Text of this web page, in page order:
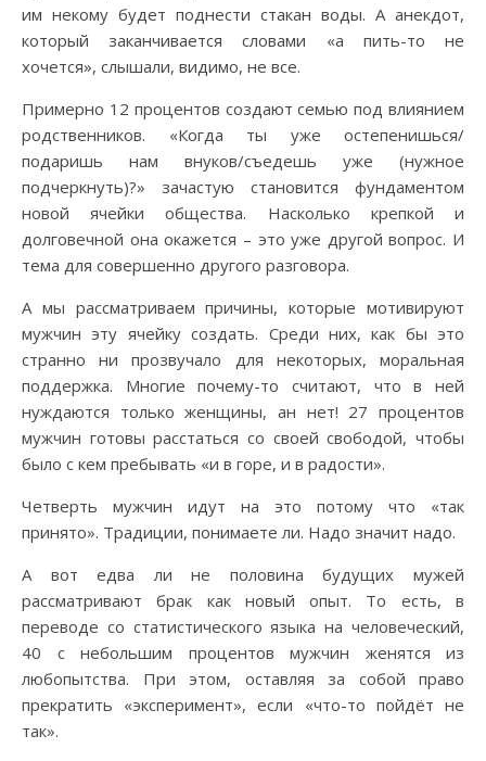
им некому будет поднести стакан воды. А анекдот,
который заканчивается словами «а пить-то не
хочется», слышали, видимо, не все.
Примерно 12 процентов создают семью под влиянием
родственников. «Когда ты уже остепенишься/
подаришь нам внуков/съедешь уже (нужное
подчеркнуть)?» зачастую становится фундаментом
новой ячейки общества. Насколько крепкой и
долговечной она окажется – это уже другой вопрос. И
тема для совершенно другого разговора.
А мы рассматриваем причины, которые мотивируют
мужчин эту ячейку создать. Среди них, как бы это
странно ни прозвучало для некоторых, моральная
поддержка. Многие почему-то считают, что в ней
нуждаются только женщины, ан нет! 27 процентов
мужчин готовы расстаться со своей свободой, чтобы
было с кем пребывать «и в горе, и в радости».
Четверть мужчин идут на это потому что «так
принято». Традиции, понимаете ли. Надо значит надо.
А вот едва ли не половина будущих мужей
рассматривают брак как новый опыт. То есть, в
переводе со статистического языка на человеческий,
40 с небольшим процентов мужчин женятся из
любопытства. При этом, оставляя за собой право
прекратить «эксперимент», если «что-то пойдёт не
так».